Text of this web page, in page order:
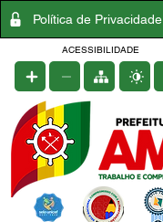
Política de Privacidade
ACESSIBILIDADE